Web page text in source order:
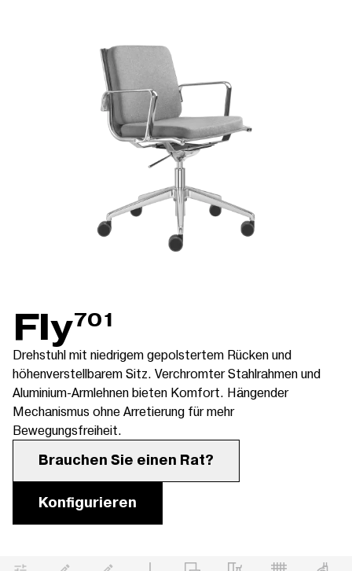
Fly701
Drehstuhl mit niedrigem gepolstertem Rücken und
höhenverstellbarem Sitz. Verchromter Stahlrahmen und
Aluminium-Armlehnen bieten Komfort. Hängender
Mechanismus ohne Arretierung für mehr
Bewegungsfreiheit.
Brauchen Sie einen Rat?
Konfigurieren